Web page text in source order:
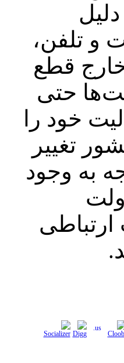
و تلفن،
خارج قطع
حتی
خود را
تغییر
به وجود